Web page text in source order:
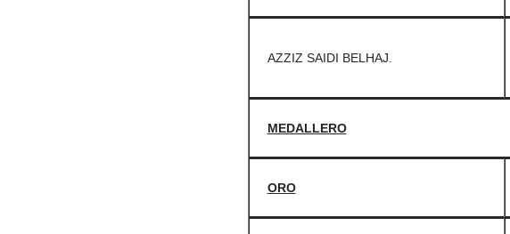
AZZIZ SAIDI BELHAJ.
MEDALLERO
ORO